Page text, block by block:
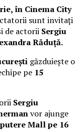
în Cinema City
sunt invitați
de actorii Sergiu
Răduță.
găzduiește o
pe 15
Sergiu
vor ajunge
Mall pe 16